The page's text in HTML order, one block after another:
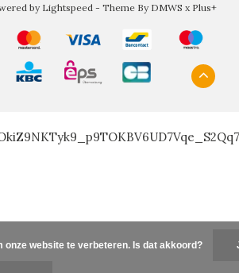
by Lightspeed - Theme By DMWS x Plus+
onze website te verbeteren. Is dat akkoord?